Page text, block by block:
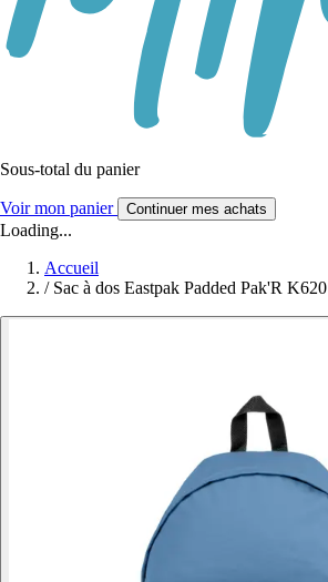
Sous-total du panier
Voir mon panier Continuer mes achats
Loading...
Accueil
/ Sac à dos Eastpak Padded Pak'R K620